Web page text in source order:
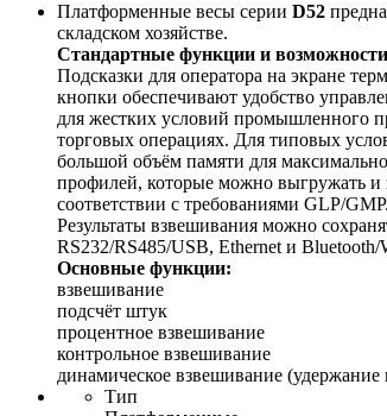
Платформенные весы серии D52
складском хозяйстве.
Стандартные функции и
Подсказки для оператора на экране
кнопки обеспечивают удобство
для жестких условий промышленного
торговых операциях. Для типовых
большой объём памяти для
профилей, которые можно выгружать и
соответствии с требованиями GLP/
Результаты взвешивания можно
RS232/RS485/USB, Ethernet и
Основные функции:
взвешивание
подсчёт штук
процентное взвешивание
контрольное взвешивание
динамическое взвешивание (удержание
Тип